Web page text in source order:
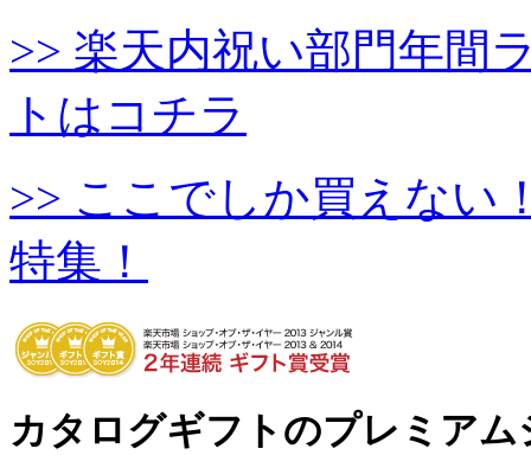
>> 楽天内祝い部門年間
トはコチラ
>> ここでしか買えない
特集！
カタログギフトのプレミアム